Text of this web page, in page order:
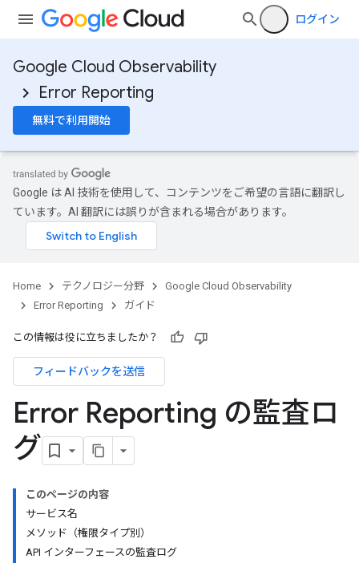
ログイン
Google Cloud Observability
Error Reporting
無料で利用開始
Google は AI 技術を使用して、コンテンツをご希望の言語に翻訳し
ています。AI 翻訳には誤りが含まれる場合があります。
Home テクノロジー分野
Google Cloud Observability
Error Reporting
ガイド
この情報は役に立ちましたか？
フィードバックを送信
Error Reporting の監査ロ
グ
このページの内容
サービス名
メソッド（権限タイプ別）
API インターフェースの監査ログ